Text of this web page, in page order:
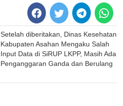
Setelah diberitakan, Dinas Kesehatan
Kabupaten Asahan Mengaku Salah
Input Data di SiRUP LKPP, Masih Ada
Penganggaran Ganda dan Berulang